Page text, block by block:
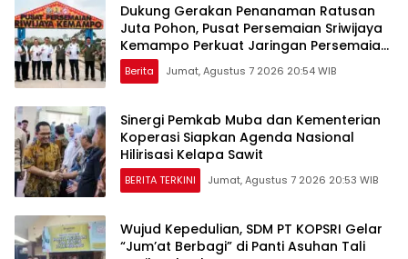
Dukung Gerakan Penanaman Ratusan
Juta Pohon, Pusat Persemaian Sriwijaya
Kemampo Perkuat Jaringan Persemaian
Nasional*
Berita Jumat, Agustus 7 2026 20:54 WIB
Sinergi Pemkab Muba dan Kementerian
Koperasi Siapkan Agenda Nasional
Hilirisasi Kelapa Sawit
BERITA TERKINI Jumat, Agustus 7 2026 20:53 WIB
Wujud Kepedulian, SDM PT KOPSRI Gelar
“Jum’at Berbagi” di Panti Asuhan Tali